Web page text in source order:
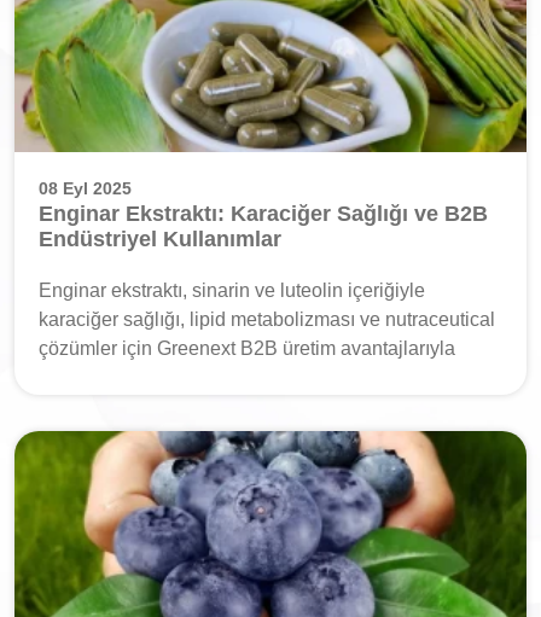
08 Eyl 2025
Enginar Ekstraktı: Karaciğer Sağlığı ve B2B
Endüstriyel Kullanımlar
Enginar ekstraktı, sinarin ve luteolin içeriğiyle
karaciğer sağlığı, lipid metabolizması ve nutraceutical
çözümler için Greenext B2B üretim avantajlarıyla